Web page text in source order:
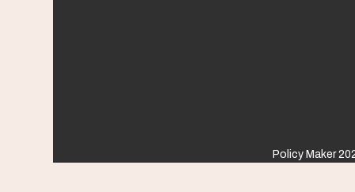
Policy Maker